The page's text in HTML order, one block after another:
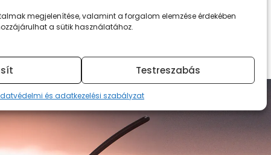
megjelenítése, valamint a forgalom elemzése érdekében
a sütik használatához.
Testreszabás
és adatkezelési szabályzat
14.990Ft
KOSÁRBA TESZEM